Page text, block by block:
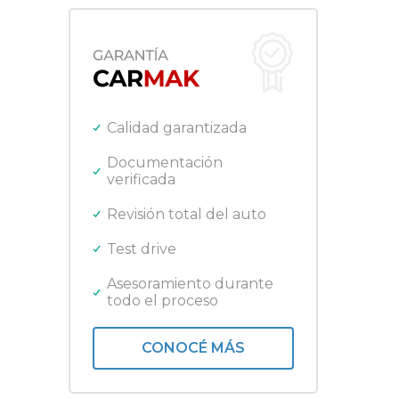
Ducati
Ford
Gilera
Honda
Jeep
Kawasaki
Lifan
Nissan
Peugeot
Quicksilver
Renault
Royal Enfield
Triumph
Calidad garantizada
Documentación
verificada
Revisión total del auto
Test drive
Asesoramiento durante
todo el proceso
CONOCÉ MÁS